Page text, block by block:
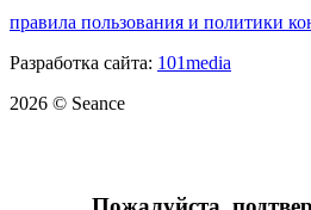
правила пользования и политики
Разработка сайта: 101media
2026 © Seance